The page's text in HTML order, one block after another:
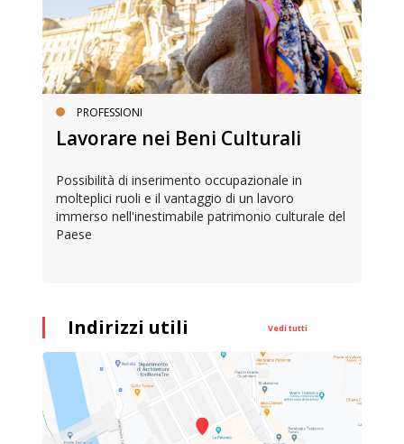
PROFESSIONI
Lavorare nei Beni Culturali
Possibilità di inserimento occupazionale in
molteplici ruoli e il vantaggio di un lavoro
immerso nell'inestimabile patrimonio culturale del
Paese
Indirizzi utili Vedi tutti